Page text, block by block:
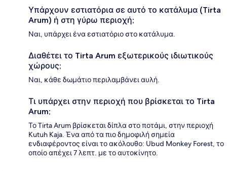
Υπάρχουν εστιατόρια σε αυτό το κατάλυμα (Tirta
Arum) ή στη γύρω περιοχή;
Ναι, υπάρχει ένα εστιατόριο στο κατάλυμα.
Διαθέτει το Tirta Arum εξωτερικούς ιδιωτικούς
χώρους;
Ναι, κάθε δωμάτιο περιλαμβάνει αυλή.
Τι υπάρχει στην περιοχή που βρίσκεται το Tirta
Arum;
Το Tirta Arum βρίσκεται δίπλα στο ποτάμι, στην περιοχή
Kutuh Kaja. Ένα από τα πιο δημοφιλή σημεία
ενδιαφέροντος είναι το ακόλουθο: Ubud Monkey Forest, το
οποίο απέχει 7 λεπτ. με το αυτοκίνητο.